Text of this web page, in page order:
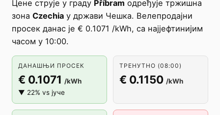
Цене струје у граду Příbram одређује тржишна
зона Czechia у држави Чешка. Велепродајни
просек данас је € 0.1071 /kWh, са најјефтинијим
часом у 10:00.
ДАНАШЊИ ПРОСЕК
€ 0.1071 /kWh
▼ 22% vs јуче
ТРЕНУТНО (08:00)
€ 0.1150 /kWh